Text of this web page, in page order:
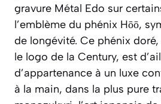
gravure Métal Edo sur
l’emblème du phénix Hōō,
de longévité. Ce phénix
le logo de la Century, est
d’appartenance à un luxe
à la main, dans la plus pure